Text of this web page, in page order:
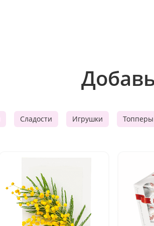
Сладости Игрушки Топперы